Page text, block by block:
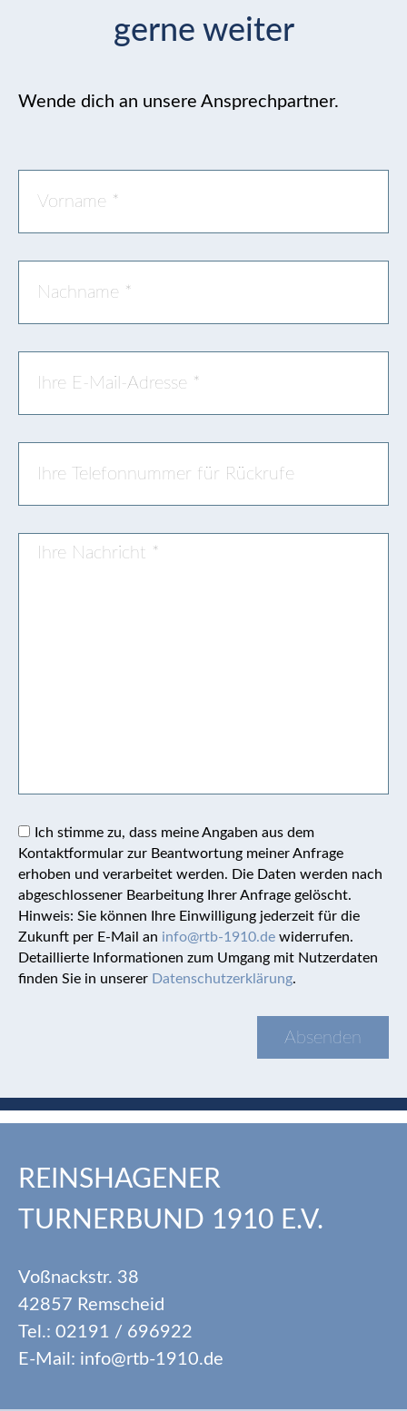
gerne weiter
Wende dich an unsere Ansprechpartner.
Ich stimme zu, dass meine Angaben aus dem
Kontaktformular zur Beantwortung meiner Anfrage
erhoben und verarbeitet werden. Die Daten werden nach
abgeschlossener Bearbeitung Ihrer Anfrage gelöscht.
Hinweis: Sie können Ihre Einwilligung jederzeit für die
Zukunft per E-Mail an info@rtb-1910.de widerrufen.
Detaillierte Informationen zum Umgang mit Nutzerdaten
finden Sie in unserer Datenschutzerklärung.
REINSHAGENER
TURNERBUND 1910 E.V.
Voßnackstr. 38
42857 Remscheid
Tel.: 02191 / 696922
E-Mail: info@rtb-1910.de